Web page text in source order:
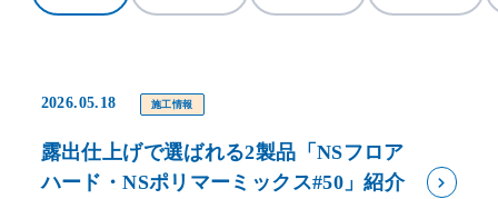
2026.05.18 施工情報
露出仕上げで選ばれる2製品「NSフロア
ハード・NSポリマーミックス#50」紹介